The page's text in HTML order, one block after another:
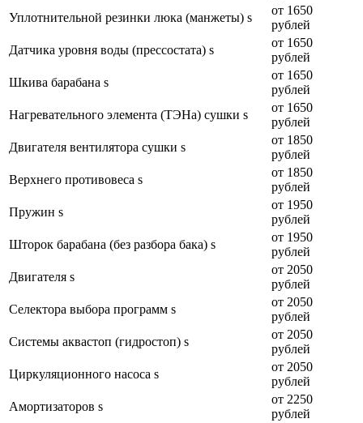
Уплотнительной резинки люка (манжеты) s
от 1650
рублей
Датчика уровня воды (прессостата) s
от 1650
рублей
Шкива барабана s
от 1650
рублей
Нагревательного элемента (ТЭНа) сушки s
от 1650
рублей
Двигателя вентилятора сушки s
от 1850
рублей
Верхнего противовеса s
от 1850
рублей
Пружин s
от 1950
рублей
Шторок барабана (без разбора бака) s
от 1950
рублей
Двигателя s
от 2050
рублей
Селектора выбора программ s
от 2050
рублей
Системы аквастоп (гидростоп) s
от 2050
рублей
Циркуляционного насоса s
от 2050
рублей
Амортизаторов s
от 2250
рублей